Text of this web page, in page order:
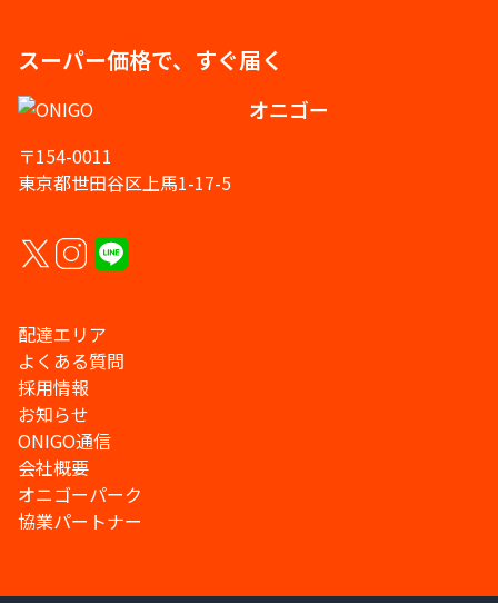
スーパー価格で、すぐ届く
オニゴー
〒154-0011
東京都世田谷区上馬1-17-5
配達エリア
よくある質問
採用情報
お知らせ
ONIGO通信
会社概要
オニゴーパーク
協業パートナー